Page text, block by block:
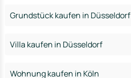
Grundstück kaufen in Düsseldorf
Villa kaufen in Düsseldorf
Wohnung kaufen in Köln